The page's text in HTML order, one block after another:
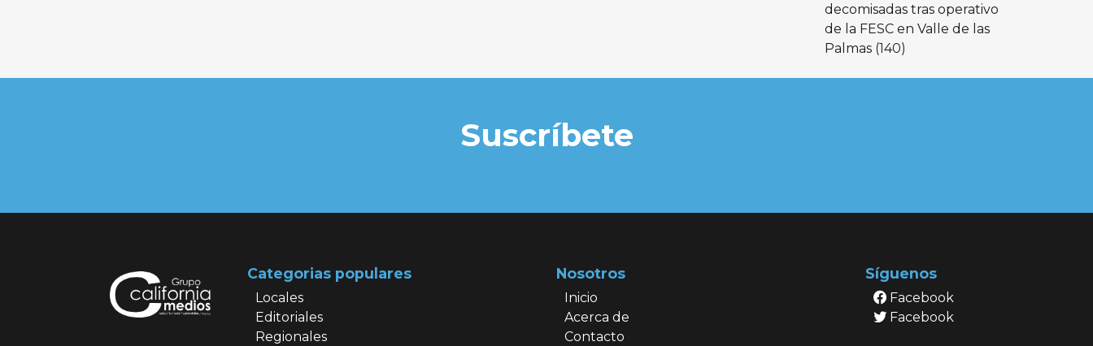
decomisadas tras operativo
de la FESC en Valle de las
Palmas (140)
Suscríbete
Categorias populares
Locales
Editoriales
Regionales
Nosotros
Inicio
Acerca de
Contacto
Síguenos
Facebook
Facebook